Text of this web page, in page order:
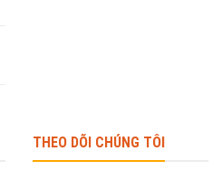
THEO DÕI CHÚNG TÔI